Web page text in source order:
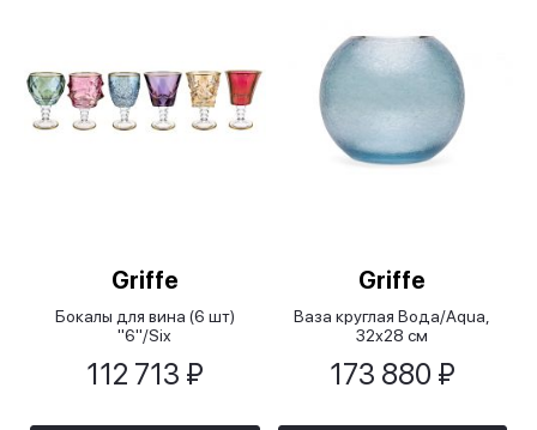
Griffe
Бокалы для вина (6 шт)
"6"/Six
112 713 ₽
Griffe
Ваза круглая Вода/Aqua,
32х28 см
173 880 ₽